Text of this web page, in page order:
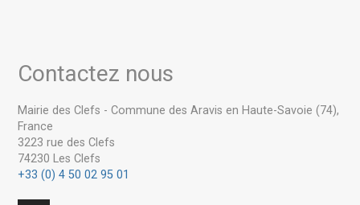
Contactez nous
Mairie des Clefs - Commune des Aravis en Haute-Savoie (74),
France
3223 rue des Clefs
74230 Les Clefs
+33 (0) 4 50 02 95 01